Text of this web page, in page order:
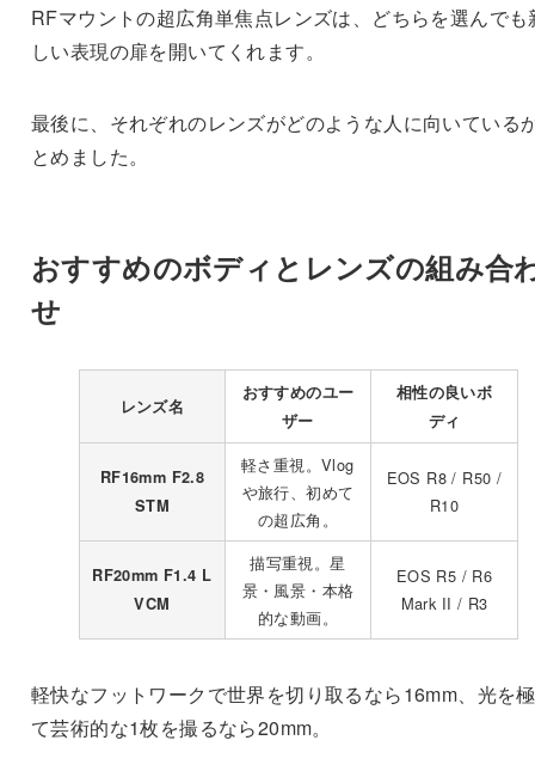
RFマウントの超広角単焦点レンズは、どちらを選んでも
しい表現の扉を開いてくれます。
最後に、それぞれのレンズがどのような人に向いている
とめました。
おすすめのボディとレンズの組み合
せ
レンズ名
おすすめのユー
ザー
相性の良いボ
ディ
RF16mm F2.8
STM
軽さ重視。Vlog
や旅行、初めて
の超広角。
EOS R8 / R50 /
R10
RF20mm F1.4 L
VCM
描写重視。星
景・風景・本格
的な動画。
EOS R5 / R6
Mark II / R3
軽快なフットワークで世界を切り取るなら16mm、光を
て芸術的な1枚を撮るなら20mm。